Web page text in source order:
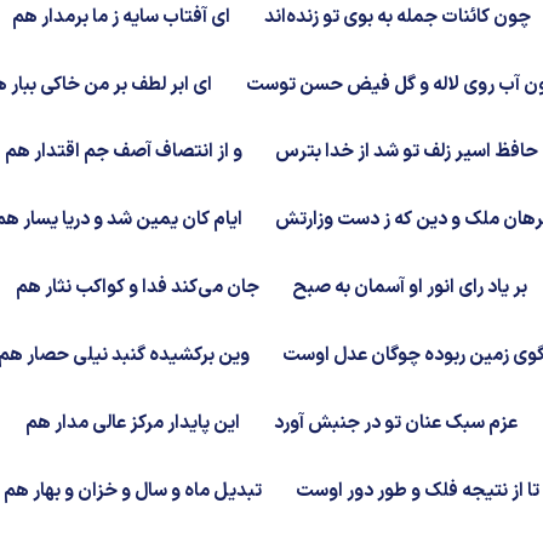
چون کائنات جمله به بوی تو زنده‌اند ای آفتاب سایه ز ما برمدار هم
آب روی لاله و گل فیض حسن توست ای ابر لطف بر من خاکی
حافظ اسیر زلف تو شد از خدا بترس و از انتصاف آصف جم اقتدار هم
ملک و دین که ز دست وزارتش ایام کان یمین شد و دریا یسار
بر یاد رای انور او آسمان به صبح جان می‌کند فدا و کواکب نثار هم
زمین ربوده چوگان عدل اوست وین برکشیده گنبد نیلی حصار
عزم سبک عنان تو در جنبش آورد این پایدار مرکز عالی مدار هم
تا از نتیجه فلک و طور دور اوست تبدیل ماه و سال و خزان و بهار هم